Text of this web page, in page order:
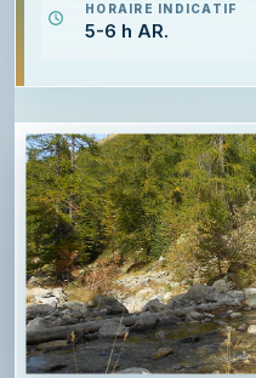
HORAIRE INDICATIF
5-6 h AR.